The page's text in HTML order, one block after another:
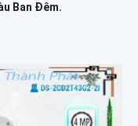
Ban Đêm.